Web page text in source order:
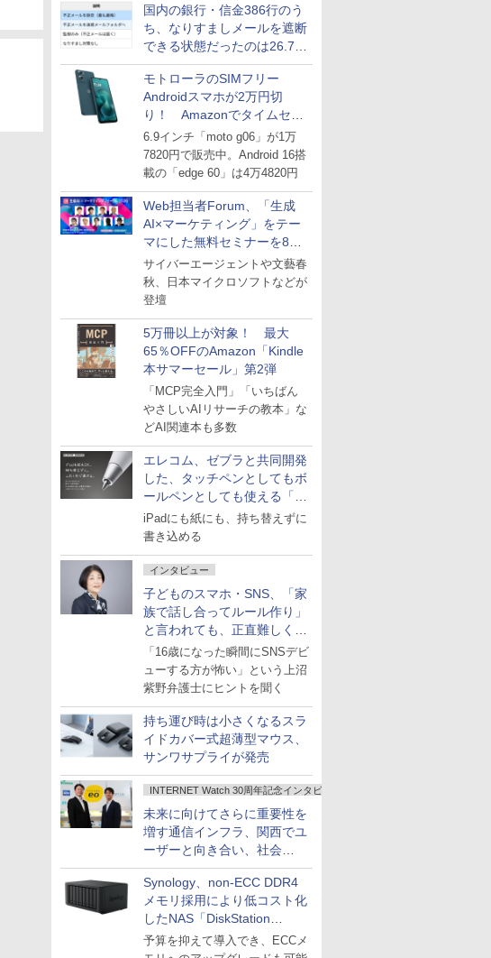
国内の銀行・信金386行のう
ち、なりすましメールを遮断
できる状態だったのは26.7％
にとどまる～GMOブランド
セキュリティ調査
モトローラのSIMフリー
Androidスマホが2万円切
り！ Amazonでタイムセー
ル
6.9インチ「moto g06」が1万
7820円で販売中。Android 16搭
載の「edge 60」は4万4820円
Web担当者Forum、「生成
AI×マーケティング」をテー
マにした無料セミナーを8月
27日にオンライン開催
サイバーエージェントや文藝春
秋、日本マイクロソフトなどが
登壇
5万冊以上が対象！ 最大
65％OFFのAmazon「Kindle
本サマーセール」第2弾
「MCP完全入門」「いちばん
やさしいAIリサーチの教本」な
どAI関連本も多数
エレコム、ゼブラと共同開発
した、タッチペンとしてもボ
ールペンとしても使える「ス
タイラスツーウェイ」発売
iPadにも紙にも、持ち替えずに
書き込める
インタビュー
子どものスマホ・SNS、「家
族で話し合ってルール作り」
と言われても、正直難しくな
いですか？
「16歳になった瞬間にSNSデビ
ューする方が怖い」という上沼
紫野弁護士にヒントを聞く
持ち運び時は小さくなるスラ
イドカバー式超薄型マウス、
サンワサプライが発売
INTERNET Watch 30周年記念インタビュー
未来に向けてさらに重要性を
増す通信インフラ、関西でユ
ーザーと向き合い、社会
の“あたらしい”を起動し続け
る～オプテージ
Synology、non-ECC DDR4
メモリ採用により低コスト化
したNAS「DiskStation
neo+」シリーズ
予算を抑えて導入でき、ECCメ